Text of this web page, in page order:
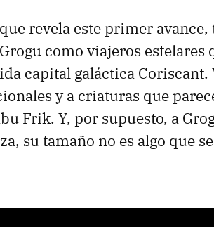
revela este primer avance,
como viajeros estelares
capital galáctica Coriscant.
y a criaturas que
Frik. Y, por supuesto, a
su tamaño no es algo que